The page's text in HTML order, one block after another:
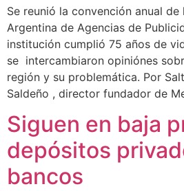
Se reunió la convención anual de
Argentina de Agencias de
institución cumplió 75 años de
se intercambiaron opiniónes
región y su problemática. Por
Saldeño , director fundador de
Siguen en baja
depósitos
bancos